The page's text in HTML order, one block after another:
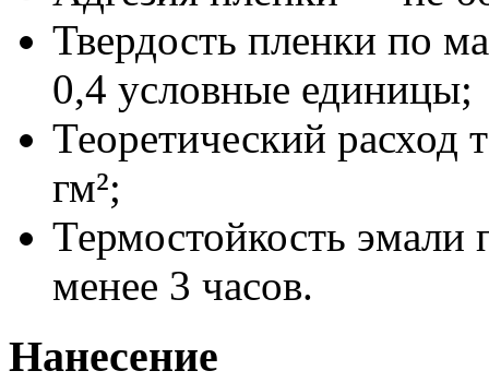
Твердость пленки по
0,4 условные единицы;
Теоретический
гм²;
Термостойкость
менее 3 часов.
Нанесение